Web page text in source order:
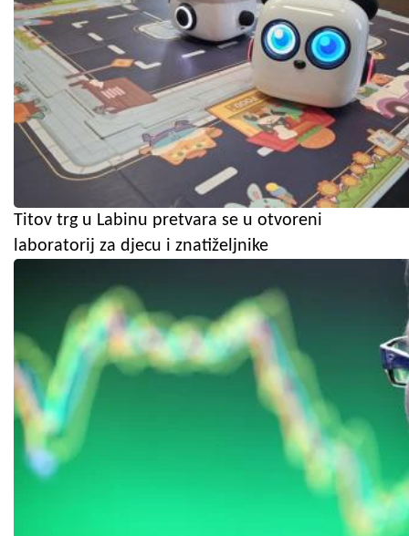
Titov trg u Labinu pretvara se u otvoreni
laboratorij za djecu i znatiželjnike